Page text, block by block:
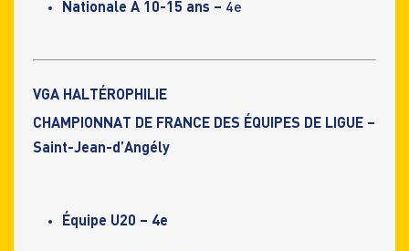
Nationale A 10-15 ans – 4e
VGA HALTÉROPHILIE
CHAMPIONNAT DE FRANCE DES ÉQUIPES DE LIGUE –
Saint-Jean-d’Angély
Équipe U20 – 4e